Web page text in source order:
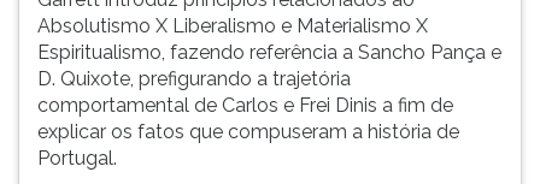
Absolutismo X Liberalismo e Materialismo X
Espiritualismo, fazendo referência a Sancho Pança e
D. Quixote, prefigurando a trajetória
comportamental de Carlos e Frei Dinis a fim de
explicar os fatos que compuseram a história de
Portugal.